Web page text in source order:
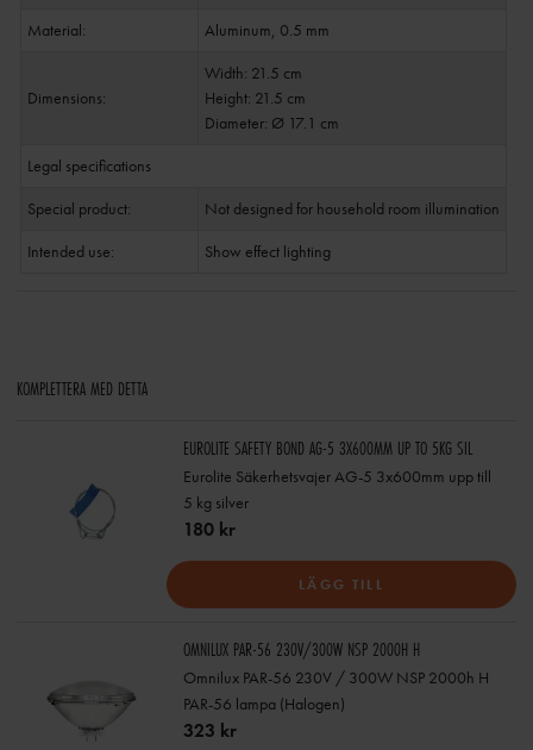
Material: Aluminum, 0.5 mm
Dimensions:
Width: 21.5 cm
Height: 21.5 cm
Diameter: Ø 17.1 cm
Legal specifications
Special product:
Not designed for household room illumination
Intended use:
Show effect lighting
KOMPLETTERA MED DETTA
EUROLITE SAFETY BOND AG-5 3X600MM UP TO 5KG SIL
Eurolite Säkerhetsvajer AG-5 3x600mm upp till
5 kg silver
180 kr
LÄGG TILL
OMNILUX PAR-56 230V/300W NSP 2000H H
Omnilux PAR-56 230V / 300W NSP 2000h H
PAR-56 lampa (Halogen)
323 kr